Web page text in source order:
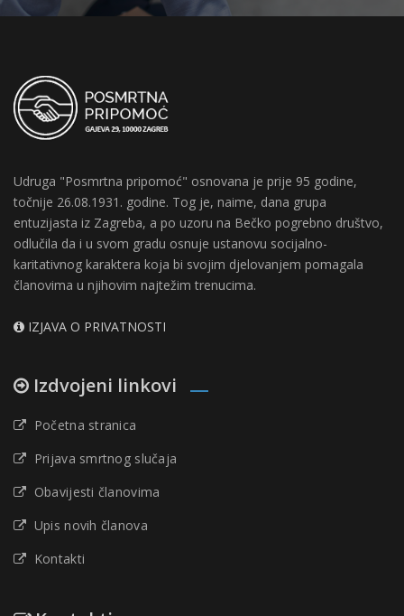
Udruga "Posmrtna pripomoć" osnovana je prije 95 godine,
točnije 26.08.1931. godine. Tog je, naime, dana grupa
entuzijasta iz Zagreba, a po uzoru na Bečko pogrebno društvo,
odlučila da i u svom gradu osnuje ustanovu socijalno-
karitativnog karaktera koja bi svojim djelovanjem pomagala
članovima u njihovim najtežim trenucima.
IZJAVA O PRIVATNOSTI
Izdvojeni linkovi
Početna stranica
Prijava smrtnog slučaja
Obavijesti članovima
Upis novih članova
Kontakti